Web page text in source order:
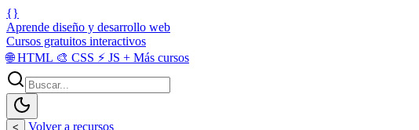
{}
Aprende diseño y desarrollo web
Cursos gratuitos interactivos
🌐HTML 🎨 CSS ⚡ JS + Más cursos
< Volver a recursos